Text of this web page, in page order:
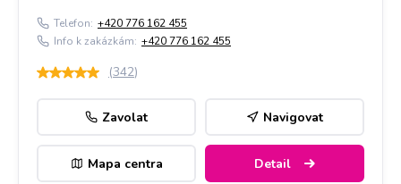
Telefon: +420 776 162 455
Info k zakázkám: +420 776 162 455
(342)
Zavolat Navigovat
Mapa centra Detail